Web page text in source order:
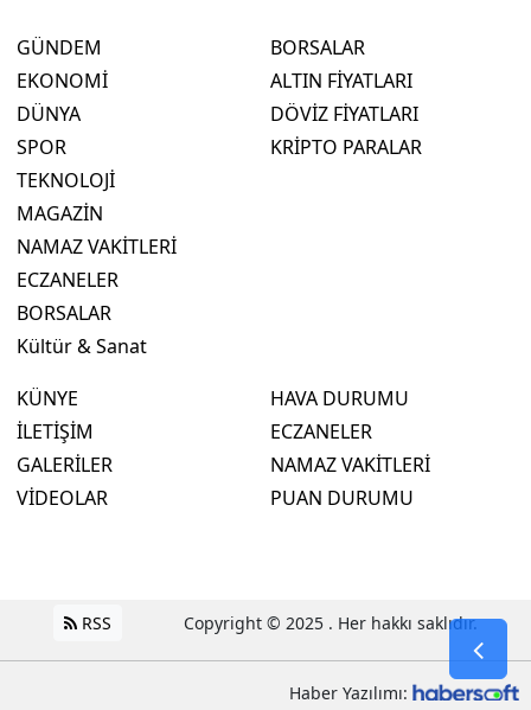
GÜNDEM
EKONOMİ
DÜNYA
SPOR
TEKNOLOJİ
MAGAZİN
NAMAZ VAKİTLERİ
ECZANELER
BORSALAR
Kültür & Sanat
BORSALAR
ALTIN FİYATLARI
DÖVİZ FİYATLARI
KRİPTO PARALAR
KÜNYE
İLETİŞİM
GALERİLER
VİDEOLAR
HAVA DURUMU
ECZANELER
NAMAZ VAKİTLERİ
PUAN DURUMU
RSS Copyright © 2025 . Her hakkı saklıdır.
Haber Yazılımı: